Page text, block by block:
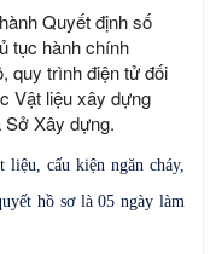
Quyết định số
tục hành chính
quy trình điện tử đối
Vật liệu xây dựng
Xây dựng.
cấu kiện ngăn cháy,
hồ sơ là 05 ngày làm